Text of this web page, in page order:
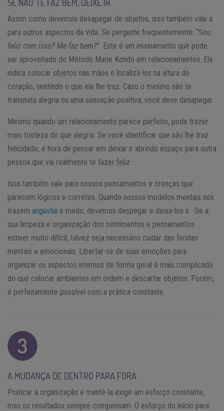
SE NÃO TE FAZ BEM, DEIXE IR
Assim como devemos desapegar de objetos, isso também vale a
para outros aspectos da vida. Se pergunte frequentemente: “Sou
feliz com isso? Me faz bem?”. Este é um ensinamento que pode
ser aproveitado do Método Marie Kondo em relacionamentos. Ela
indica colocar objetos nas mãos e localizá-los na altura do
coração, sentindo o que ele lhe traz. Caso o mesmo não te
transmita alegria ou uma sensação positiva, você deve desapegar.
Mesmo quando um relacionamento parece perfeito, pode trazer
mais tristeza do que alegria. Se você identificar que não lhe traz
felicidade, é hora de pensar em deixar ir abrindo espaço para outra
pessoa que vai realmente te fazer feliz.
Isso também vale para nossos pensamentos e crenças que
parecem lógicos e corretos. Quando nossos modelos mentais nos
trazem angústia e medo, devemos despegar e deixa-los ir. Se a
sua limpeza e organização dos sentimentos e pensamentos
estiver muito difícil, talvez seja necessário cuidar das feridas
mentais e emocionais. Libertar-se de suas emoções para
organizar os aspectos internos de forma geral é mais complicado
do que colocar ambientes em ordem e descartar objetos. Porém,
é perfeitamente possível com a prática constante.
A MUDANÇA DE DENTRO PARA FORA
Praticar a organização e mantê-la exige um esforço constante,
mas os resultados sempre compensam. O esforço do início para